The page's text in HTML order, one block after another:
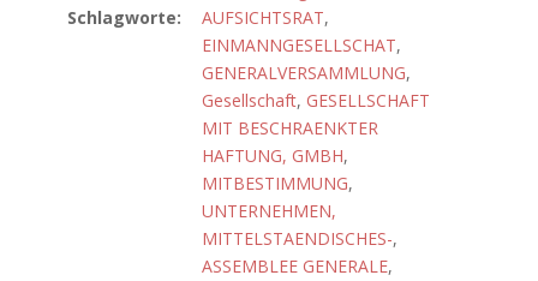
Schlagworte:
AUFSICHTSRAT,
EINMANNGESELLSCHAT,
GENERALVERSAMMLUNG,
Gesellschaft, GESELLSCHAFT
MIT BESCHRAENKTER
HAFTUNG, GMBH,
MITBESTIMMUNG,
UNTERNEHMEN,
MITTELSTAENDISCHES-,
ASSEMBLEE GENERALE,